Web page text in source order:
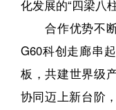
化发展的“四梁八柱
合作优势不断
G60科创走廊串
板，共建世界级
协同迈上新台阶